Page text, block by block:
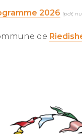
2026 (pdf,
de